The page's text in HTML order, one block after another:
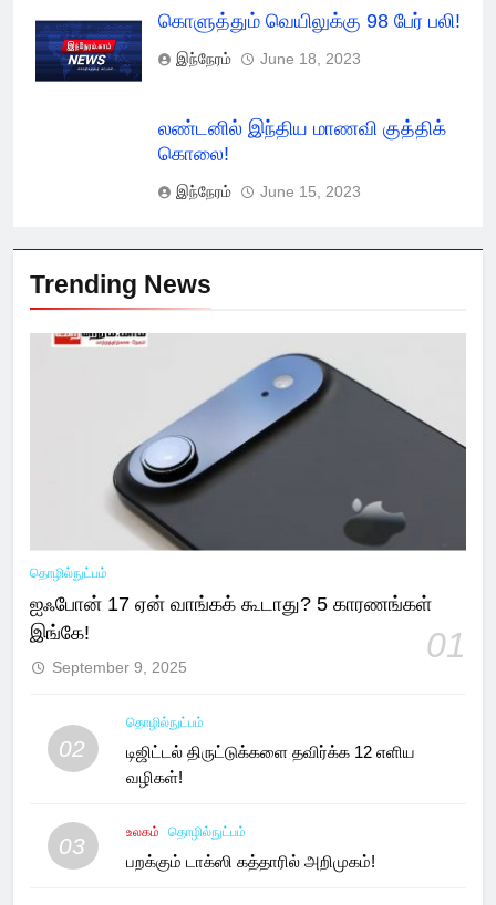
கொளுத்தும் வெயிலுக்கு 98 பேர் பலி!
இந்நேரம் June 18, 2023
லண்டனில் இந்திய மாணவி குத்திக்
கொலை!
இந்நேரம் June 15, 2023
Trending News
தொழில்நுட்பம்
ஐஃபோன் 17 ஏன் வாங்கக் கூடாது? 5 காரணங்கள்
இங்கே!
01
September 9, 2025
02
தொழில்நுட்பம்
டிஜிட்டல் திருட்டுக்களை தவிர்க்க 12 எளிய
வழிகள்!
03
உலகம் தொழில்நுட்பம்
பறக்கும் டாக்ஸி கத்தாரில் அறிமுகம்!